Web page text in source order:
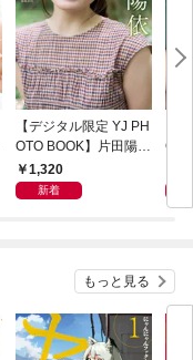
【デジタル限定 YJ PH
OTO BOOK】片田陽依
写真集「羽色日和」
1,320
新着
リ」
もっと見る